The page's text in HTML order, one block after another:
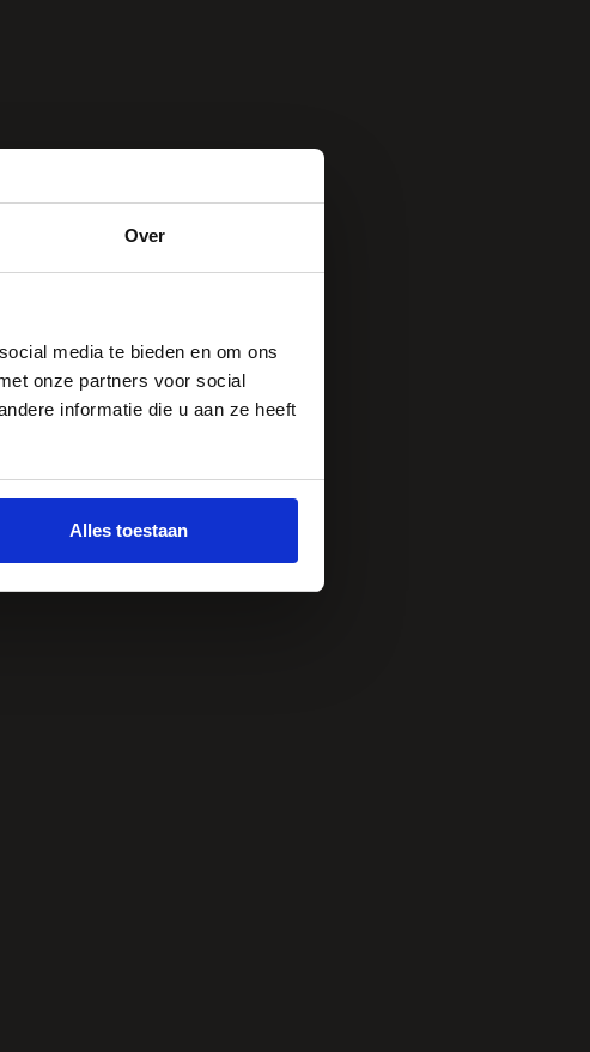
Over
media te bieden en om ons
onze partners voor social
informatie die u aan ze heeft
Alles toestaan